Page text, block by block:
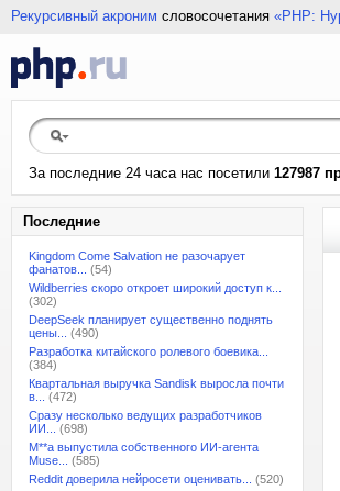
Рекурсивный акроним словосочетания «PHP:
За последние 24 часа нас посетили 127987
Последние
Kingdom Come Salvation не разочарует
фанатов...
(54)
Wildberries скоро откроет широкий доступ к...
(302)
DeepSeek планирует существенно поднять
цены...
(490)
Разработка китайского ролевого боевика...
(384)
Квартальная выручка Sandisk выросла почти
в...
(472)
Сразу несколько ведущих разработчиков
ИИ...
(698)
M**a выпустила собственного ИИ-агента
Muse...
(585)
Reddit доверила нейросети оценивать...
(520)